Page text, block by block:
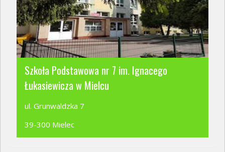
Szkoła Podstawowa nr 7 im. Ignacego
Łukasiewicza w Mielcu
ul. Grunwaldzka 7
39-300 Mielec